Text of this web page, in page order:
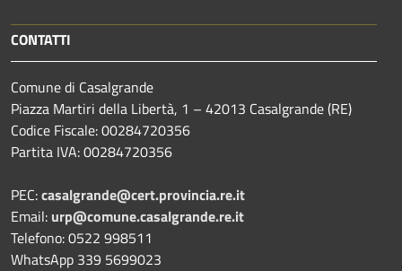
CONTATTI
Comune di Casalgrande
Piazza Martiri della Libertà, 1 – 42013 Casalgrande (RE)
Codice Fiscale: 00284720356
Partita IVA: 00284720356
PEC:casalgrande@cert.provincia.re.it
Email: urp@comune.casalgrande.re.it
Telefono: 0522 998511
WhatsApp 339 5699023